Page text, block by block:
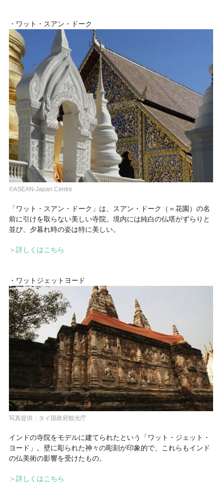
・ワット・スアン・ドーク
©ASEAN-Japan Centre
「ワット・スアン・ドーク」は、スアン・ドーク（＝花園）の名
前に引けを取らない美しい寺院。境内には純白の仏塔がずらりと
並び、夕暮れ時の姿は特に美しい。
＞詳しくはこちら
・ワットジェットヨード
写真提供：タイ国政府観光庁
インドの寺院をモデルに建てられたという「ワット・ジェット・
ヨード」。壁に彫られた神々の彫刻が印象的で、これらもインド
の仏美術の影響を受けたもの。
＞詳しくはこちら